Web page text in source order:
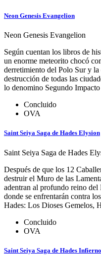
Neon Genesis Evangelion
Neon Genesis Evangelion
Según cuentan los libros de
un enorme meteorito chocó
derretimiento del Polo Sur y
destrucción de todas las
lo denomino Segundo
Concluido
OVA
Saint Seiya Saga de Hades Elysion
Saint Seiya Saga de Hades
Después de que los 12
destruir el Muro de las
adentran al profundo reino
donde se enfrentarán contra
Hades: Los Dioses Gemelos,
Concluido
OVA
Saint Seiya Saga de Hades Infierno